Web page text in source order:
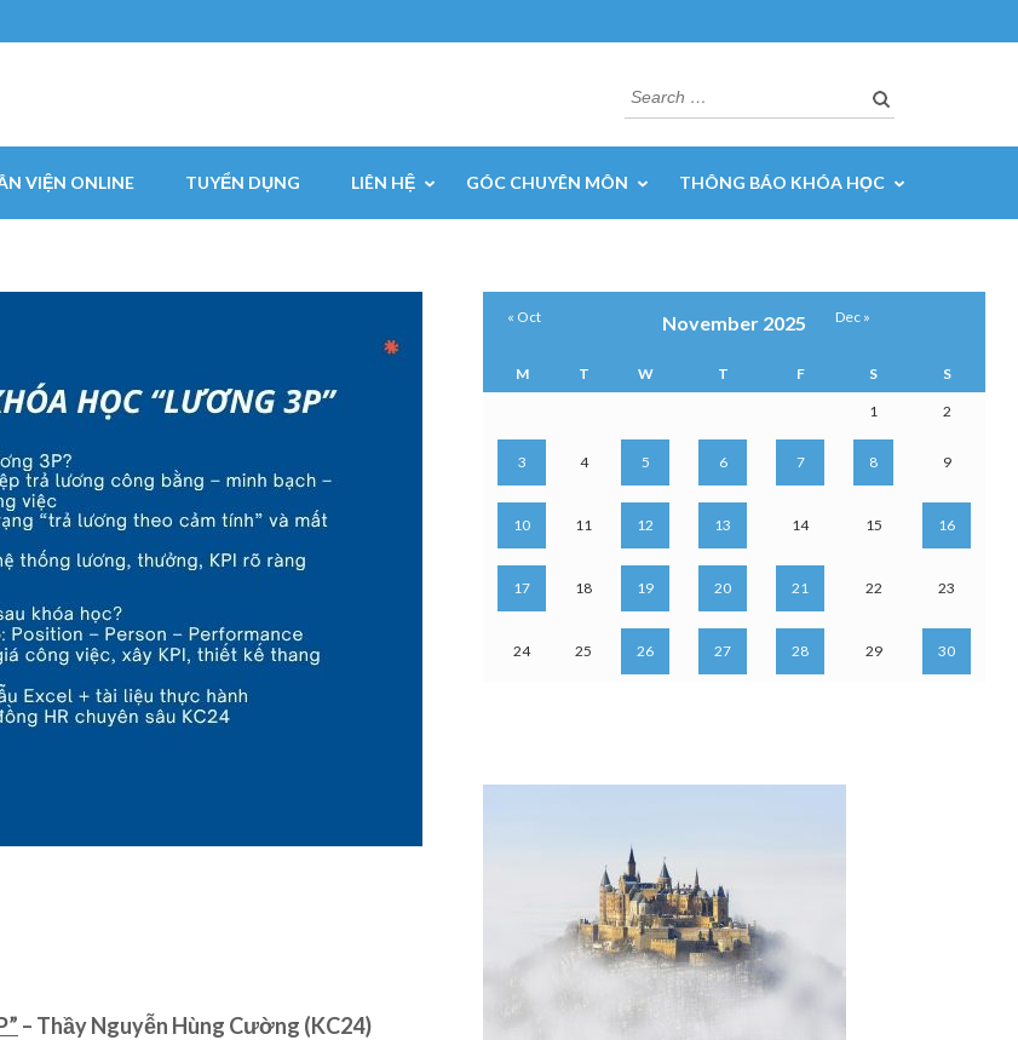
Search
for:
VIỆN ONLINE TUYỂN DỤNG LIÊN HỆ GÓC CHUYÊN MÔN THÔNG BÁO KHÓA HỌC
– Thầy Nguyễn Hùng Cường (KC24)
November 2025
M T W T F S S
1 2
3 4 5 6 7 8 9
10 11 12 13 14 15 16
17 18 19 20 21 22 23
24 25 26 27 28 29 30
« Oct Dec »